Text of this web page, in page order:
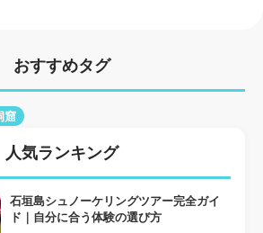
おすすめタグ
窟
人気ランキング
石垣島シュノーケリングツアー完全ガイ
ド｜自分に合う体験の選び方